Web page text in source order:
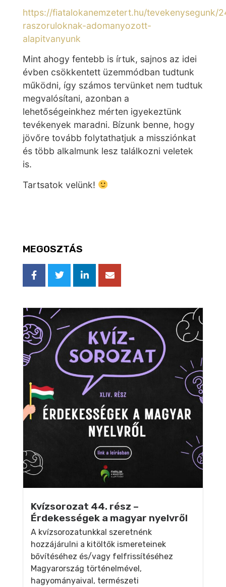
https://fiatalokanemzetert.hu/tevekenysegunk/
raszoruloknak-adomanyozott-
alapitvanyunk
Mint ahogy fentebb is írtuk, sajnos az idei
évben csökkentett üzemmódban tudtunk
működni, így számos tervünket nem tudtuk
megvalósítani, azonban a
lehetőségeinkhez mérten igyekeztünk
tevékenyek maradni. Bízunk benne, hogy
jövőre tovább folytathatjuk a missziónkat
és több alkalmunk lesz találkozni veletek
is.
Tartsatok velünk!
MEGOSZTÁS
Kvízsorozat 44. rész –
Érdekességek a magyar nyelvről
A kvízsorozatunkkal szeretnénk
hozzájárulni a kitöltők ismereteinek
bővítéséhez és/vagy felfrissítéséhez
Magyarország történelmével,
hagyományaival, természeti